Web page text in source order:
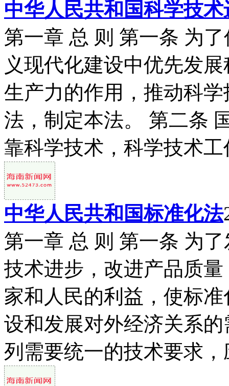
中华人民共和国科学技术
第一章 总 则 第一条 为
义现代化建设中优先发
生产力的作用，推动科
法，制定本法。 第二条
靠科学技术，科学技术
中华人民共和国标准化法
第一章 总 则 第一条 为
技术进步，改进产品质
家和人民的利益，使标
设和发展对外经济关系
列需要统一的技术要求